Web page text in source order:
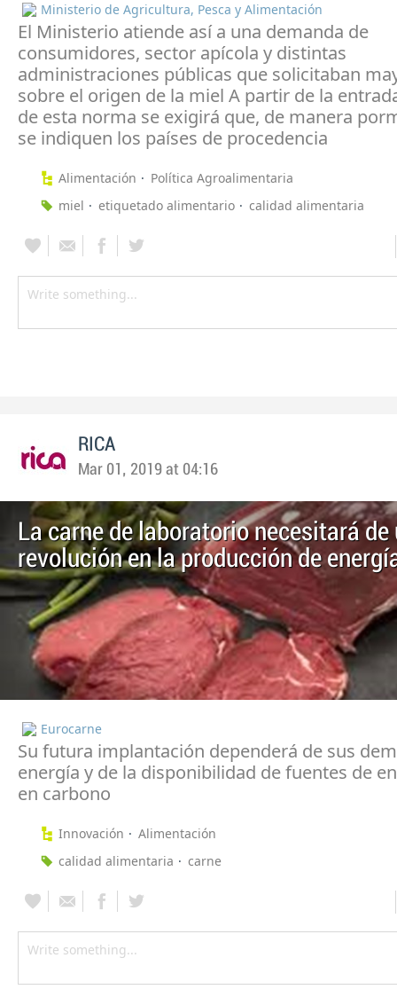
Ministerio de Agricultura, Pesca y Alimentación
El Ministerio atiende así a una demanda de
consumidores, sector apícola y distintas
administraciones públicas que solicitaban
sobre el origen de la miel A partir de la
de esta norma se exigirá que, de manera
se indiquen los países de procedencia
Alimentación
Política Agroalimentaria
miel
etiquetado alimentario calidad alimentaria
RICA
Mar 01, 2019 at 04:16
La carne de laboratorio necesitará de
revolución en la producción de
Eurocarne
Su futura implantación dependerá de sus
energía y de la disponibilidad de fuentes de
en carbono
Innovación
Alimentación
calidad alimentaria
carne